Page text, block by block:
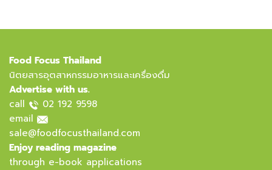
Food Focus Thailand
นิตยสารอุตสาหกรรมอาหารและเครื่องดื่ม
Advertise with us.
call
02 192 9598
email
sale@foodfocusthailand.com
Enjoy reading magazine
through e-book applications